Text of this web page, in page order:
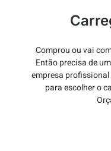
Comprou ou vai
Então precisa de
empresa
para escolher o